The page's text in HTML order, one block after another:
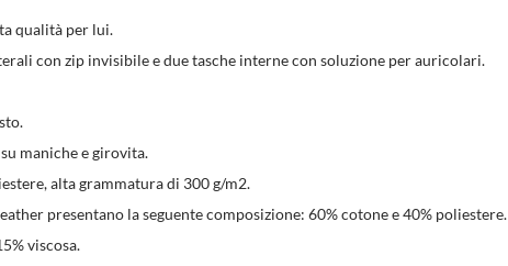
qualità per lui.
con zip invisibile e due tasche interne con soluzione per auricolari.
maniche e girovita.
alta grammatura di 300 g/m2.
presentano la seguente composizione: 60% cotone e 40% poliestere.
viscosa.